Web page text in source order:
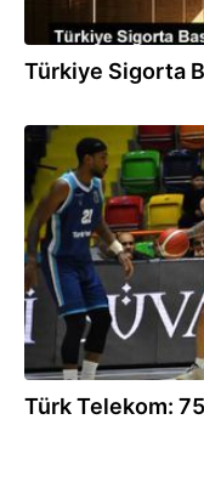
Türkiye Sigorta
10.03.2023
Türk Telekom: